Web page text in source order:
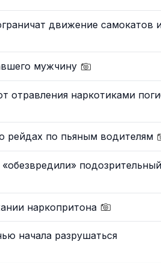
движение самокатов
мужчину
отравления наркотиками
рейдах по пьяным водителям
наркопритона
начала разрушаться